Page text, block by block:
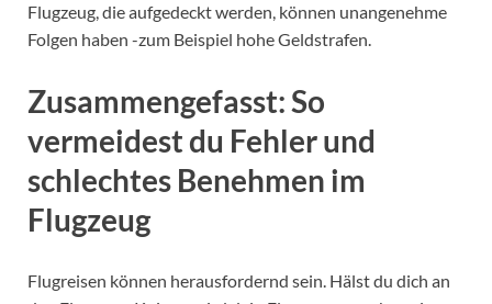
Flugzeug, die aufgedeckt werden, können unangenehme
Folgen haben -zum Beispiel hohe Geldstrafen.
Zusammengefasst: So
vermeidest du Fehler und
schlechtes Benehmen im
Flugzeug
Flugreisen können herausfordernd sein. Hälst du dich an